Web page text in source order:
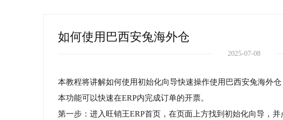
如何使用巴西安兔海外仓
2025-07-08
本教程将讲解如何使用初始化向导快速操作使用巴西安兔海外仓
本功能可以快速在ERP内完成订单的开票。
第一步：进入旺销王ERP首页，在页面上方找到初始化向导，并